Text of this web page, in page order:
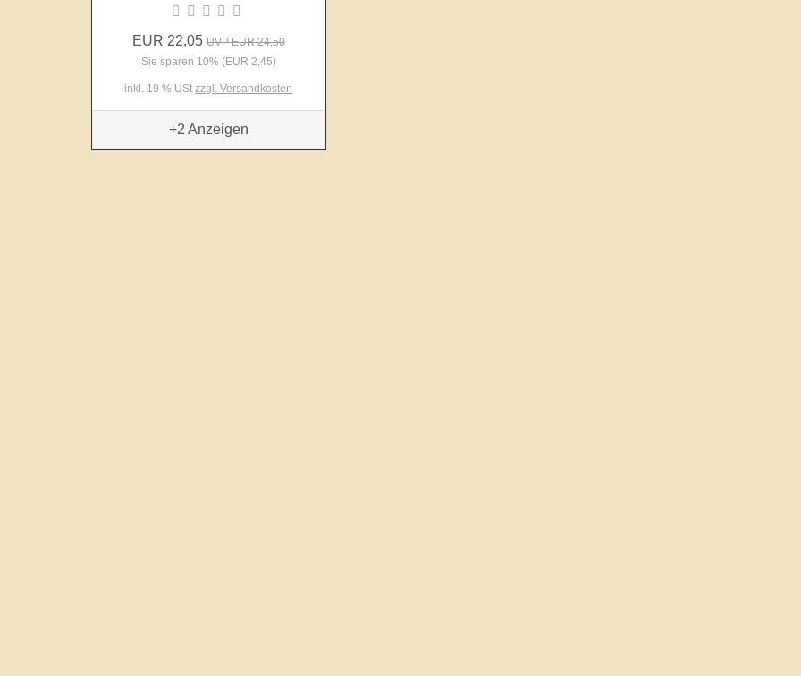
EUR 22,05 UVP EUR 24,50
Sie sparen 10% (EUR 2,45)
inkl. 19 % UStzzgl. Versandkosten
+2 Anzeigen